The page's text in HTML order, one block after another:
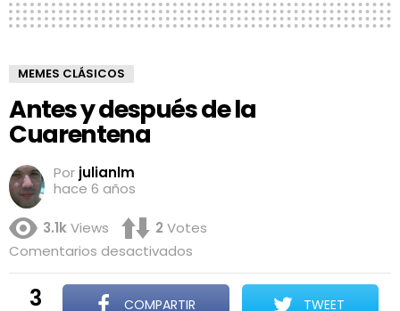
MEMES CLÁSICOS
Antes y después de la
Cuarentena
Por julianlm
hace 6 años
3.1kViews 2 Votes
Comentarios desactivados
y
después
3 COMPARTIR TWEET